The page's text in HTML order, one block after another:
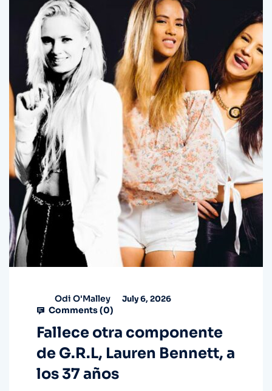
Odi O'Malley July 6, 2026
Comments (0)
Fallece otra componente
de G.R.L, Lauren Bennett, a
los 37 años